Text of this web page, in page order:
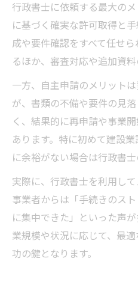
行政書士に依頼する最大の
に基づく確実な許可取得と
成や要件確認をすべて任せ
るほか、審査対応や追加資
一方、自主申請のメリット
が、書類の不備や要件の見
く、結果的に再申請や事業
あります。特に初めて建設
に余裕がない場合は行政書士
実際に、行政書士を利用し
事業者からは「手続きのス
に集中できた」といった声
業規模や状況に応じて、最
功の鍵となります。